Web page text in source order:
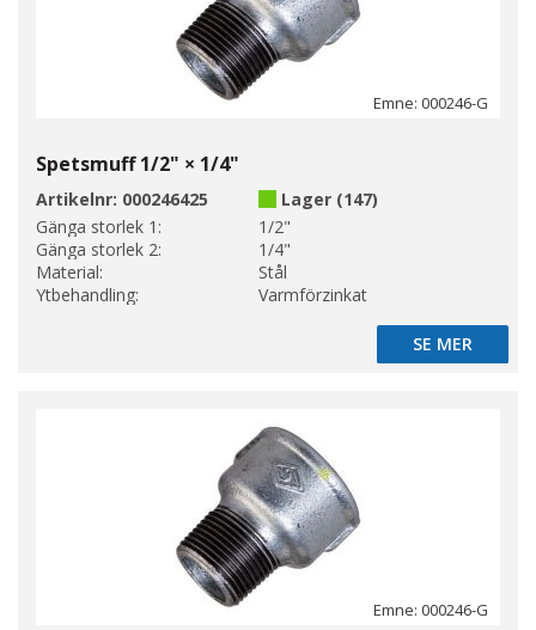
Emne: 000246-G
Spetsmuff 1/2" × 1/4"
Artikelnr: 000246425
Lager (147)
Gänga storlek 1:
1/2"
Gänga storlek 2:
1/4"
Material:
Stål
Ytbehandling:
Varmförzinkat
SE MER
SE MER
Emne: 000246-G